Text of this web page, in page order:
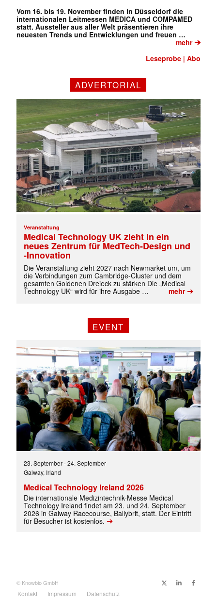
✕
Vom 16. bis 19. November finden in Düsseldorf die
internationalen Leitmessen MEDICA und COMPAMED
statt. Aussteller aus aller Welt präsentieren ihre
neuesten Trends und Entwicklungen und freuen …
mehr➔
Leseprobe |Abo
ADVERTORIAL
Veranstaltung
Medical Technology UK zieht in ein
neues Zentrum für MedTech-Design und
-Innovation
Die Veranstaltung zieht 2027 nach Newmarket um, um
die Verbindungen zum Cambridge-Cluster und dem
gesamten Goldenen Dreieck zu stärken Die „Medical
Technology UK“ wird für ihre Ausgabe …
mehr➔
EVENT
23. September-24. September
Galway, Irland
Medical Technology Ireland 2026
Die internationale Medizintechnik-Messe Medical
Technology Ireland findet am 23. und 24. September
2026 in Galway Racecourse, Ballybrit, statt. Der Eintritt
für Besucher ist kostenlos. ➔
© Knowbio GmbH
Kontakt Impressum Datenschutz